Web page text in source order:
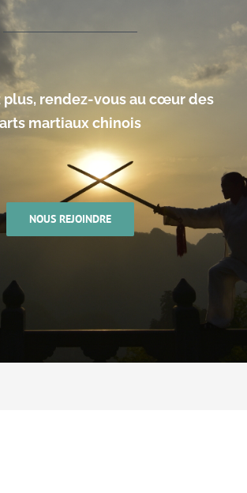
plus, rendez-vous au cœur des
arts martiaux chinois
NOUS REJOINDRE